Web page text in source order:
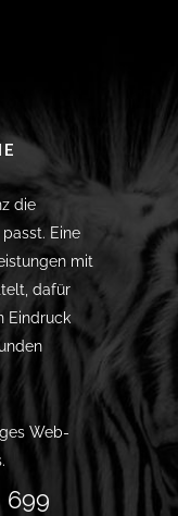
die
Eine
mit
dafür
Eindruck
Web-
699